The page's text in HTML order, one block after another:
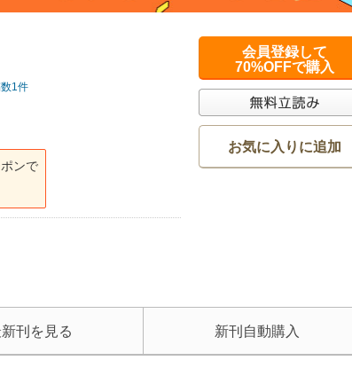
1件
ンで
会員登録して
70%OFFで購入
お気に入りに追加
刊を見る 新刊自動購入